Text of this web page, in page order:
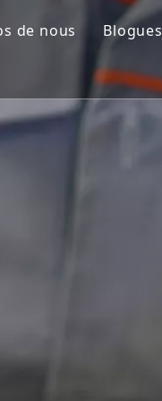
de nous
de l'entreprise
Blogues